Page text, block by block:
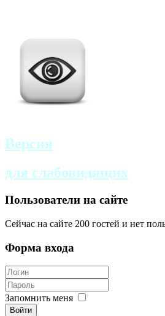
Версия
для слабовидящих
Пользователи на сайте
Сейчас на сайте 200 гостей и нет
Форма входа
Запомнить меня
Войти